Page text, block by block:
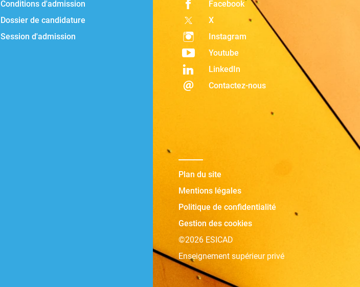
Conditions d'admission
Dossier de candidature
Session d'admission
Facebook
X
Instagram
Youtube
LinkedIn
Contactez-nous
Plan du site
Mentions légales
Politique de confidentialité
Gestion des cookies
©2026 ESICAD
Enseignement supérieur privé